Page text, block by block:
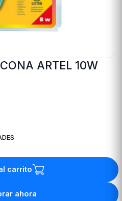
ARTEL 10W
carrito
ahora